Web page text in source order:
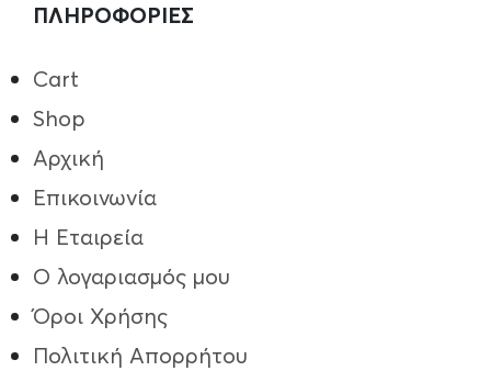
ΠΛΗΡΟΦΟΡΙΕΣ
Cart
Shop
Αρχική
Επικοινωνία
Η Εταιρεία
Ο λογαριασμός μου
Όροι Χρήσης
Πολιτική Απορρήτου